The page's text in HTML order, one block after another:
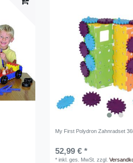
My First Polydron Zahnradset
52,99 € *
*inkl. ges. MwSt. zzgl.